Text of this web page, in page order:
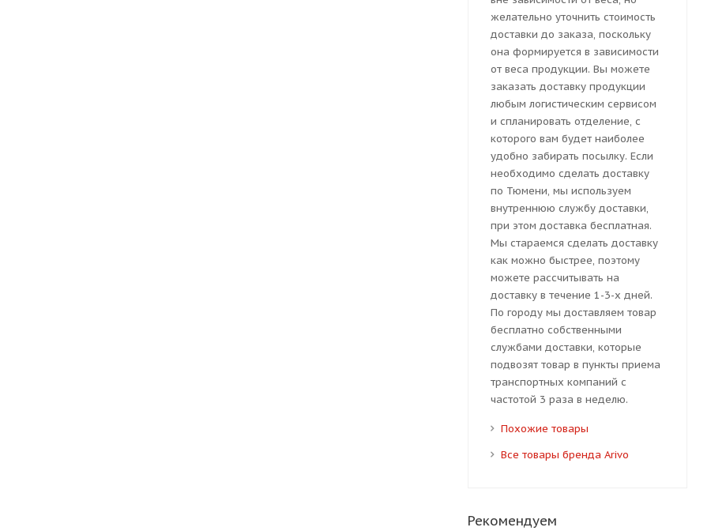
желательно уточнить стоимость
доставки до заказа, поскольку
она формируется в зависимости
от веса продукции. Вы можете
заказать доставку продукции
любым логистическим сервисом
и спланировать отделение, с
которого вам будет наиболее
удобно забирать посылку. Если
необходимо сделать доставку
по Тюмени, мы используем
внутреннюю службу доставки,
при этом доставка бесплатная.
Мы стараемся сделать доставку
как можно быстрее, поэтому
можете рассчитывать на
доставку в течение 1-3-х дней.
По городу мы доставляем товар
бесплатно собственными
службами доставки, которые
подвозят товар в пункты приема
транспортных компаний с
частотой 3 раза в неделю.
Похожие товары
Все товары бренда Arivo
Рекомендуем